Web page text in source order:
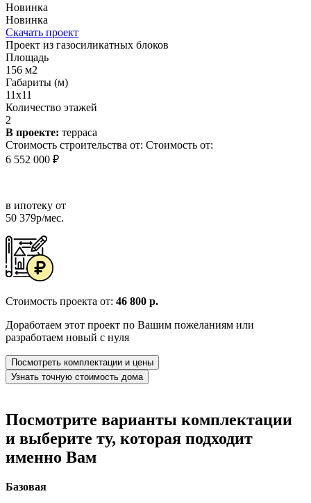
Новинка
Новинка
Скачать проект
Проект из газосиликатных блоков
Площадь
156 м2
Габариты (м)
11х11
Количество этажей
2
В проекте: терраса
Стоимость строительства от: Стоимость от:
6 552 000 ₽
в ипотеку от
50 379р/мес.
Стоимость проекта от: 46 800 р.
Доработаем этот проект по Вашим пожеланиям или
разработаем новый с нуля
Посмотреть комплектации и цены
Узнать точную стоимость дома
Посмотрите варианты комплектации
и выберите ту, которая подходит
именно Вам
Базовая